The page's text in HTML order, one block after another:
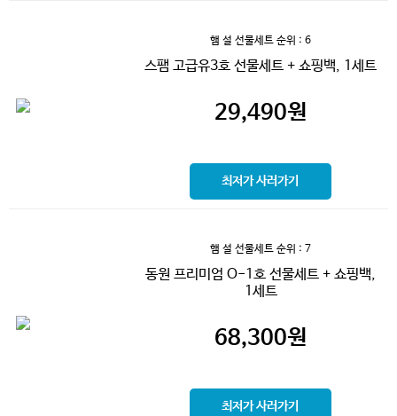
햄 설 선물세트 순위 : 6
스팸 고급유3호 선물세트 + 쇼핑백, 1세트
29,490원
최저가 사러가기
햄 설 선물세트 순위 : 7
동원 프리미엄 O-1호 선물세트 + 쇼핑백,
1세트
68,300원
최저가 사러가기